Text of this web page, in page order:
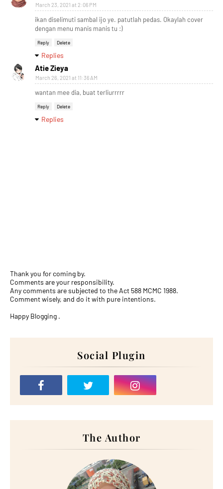
March 23, 2021 at 2:06 PM
ikan diselimuti sambal ijo ye. patutlah pedas. Okaylah cover
dengan menu manis manis tu :)
Reply Delete
Replies
Atie Zieya
March 26, 2021 at 11:36 AM
wantan mee dia, buat terliurrrrr
Reply Delete
Replies
Thank you for coming by.
Comments are your responsibility.
Any comments are subjected to the Act 588 MCMC 1988.
Comment wisely, and do it with pure intentions.
Happy Blogging .
Social Plugin
The Author